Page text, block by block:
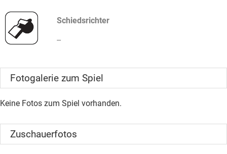
Schiedsrichter
--
Fotogalerie zum Spiel
Keine Fotos zum Spiel vorhanden.
Zuschauerfotos